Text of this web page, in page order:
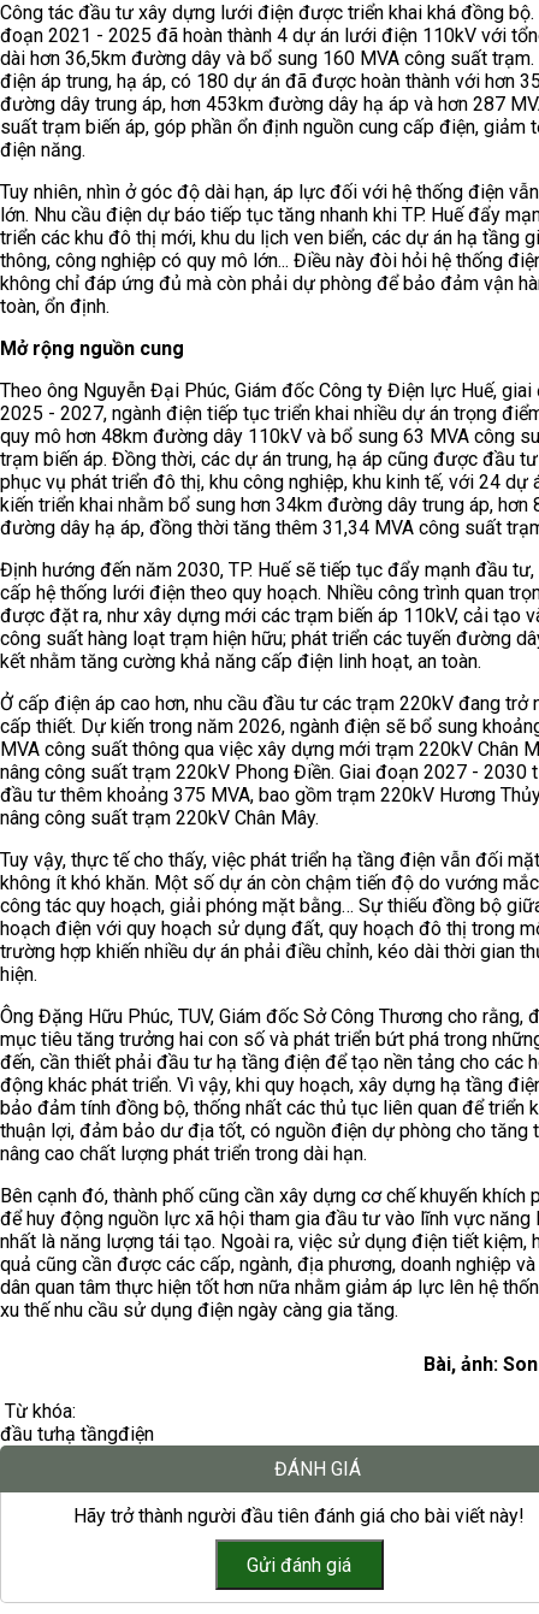
Công tác đầu tư xây dựng lưới điện được triển khai khá đồng bộ.
đoạn 2021 - 2025 đã hoàn thành 4 dự án lưới điện 110kV với
dài hơn 36,5km đường dây và bổ sung 160 MVA công suất trạm.
điện áp trung, hạ áp, có 180 dự án đã được hoàn thành với hơn
đường dây trung áp, hơn 453km đường dây hạ áp và hơn 287
suất trạm biến áp, góp phần ổn định nguồn cung cấp điện, giảm
điện năng.
Tuy nhiên, nhìn ở góc độ dài hạn, áp lực đối với hệ thống điện
lớn. Nhu cầu điện dự báo tiếp tục tăng nhanh khi TP. Huế đẩy
triển các khu đô thị mới, khu du lịch ven biển, các dự án hạ tầng
thông, công nghiệp có quy mô lớn... Điều này đòi hỏi hệ thống
không chỉ đáp ứng đủ mà còn phải dự phòng để bảo đảm vận
toàn, ổn định.
Mở rộng nguồn cung
Theo ông Nguyễn Đại Phúc, Giám đốc Công ty Điện lực Huế, giai
2025 - 2027, ngành điện tiếp tục triển khai nhiều dự án trọng
quy mô hơn 48km đường dây 110kV và bổ sung 63 MVA công
trạm biến áp. Đồng thời, các dự án trung, hạ áp cũng được đầu
phục vụ phát triển đô thị, khu công nghiệp, khu kinh tế, với 24 dự
kiến triển khai nhằm bổ sung hơn 34km đường dây trung áp, hơn
đường dây hạ áp, đồng thời tăng thêm 31,34 MVA công suất
Định hướng đến năm 2030, TP. Huế sẽ tiếp tục đẩy mạnh đầu tư,
cấp hệ thống lưới điện theo quy hoạch. Nhiều công trình quan
được đặt ra, như xây dựng mới các trạm biến áp 110kV, cải tạo
công suất hàng loạt trạm hiện hữu; phát triển các tuyến đường
kết nhằm tăng cường khả năng cấp điện linh hoạt, an toàn.
Ở cấp điện áp cao hơn, nhu cầu đầu tư các trạm 220kV đang trở
cấp thiết. Dự kiến trong năm 2026, ngành điện sẽ bổ sung
MVA công suất thông qua việc xây dựng mới trạm 220kV Chân
nâng công suất trạm 220kV Phong Điền. Giai đoạn 2027 - 2030
đầu tư thêm khoảng 375 MVA, bao gồm trạm 220kV Hương
nâng công suất trạm 220kV Chân Mây.
Tuy vậy, thực tế cho thấy, việc phát triển hạ tầng điện vẫn đối
không ít khó khăn. Một số dự án còn chậm tiến độ do vướng
công tác quy hoạch, giải phóng mặt bằng… Sự thiếu đồng bộ
hoạch điện với quy hoạch sử dụng đất, quy hoạch đô thị trong
trường hợp khiến nhiều dự án phải điều chỉnh, kéo dài thời gian
hiện.
Ông Đặng Hữu Phúc, TUV, Giám đốc Sở Công Thương cho rằng,
mục tiêu tăng trưởng hai con số và phát triển bứt phá trong
đến, cần thiết phải đầu tư hạ tầng điện để tạo nền tảng cho các
động khác phát triển. Vì vậy, khi quy hoạch, xây dựng hạ tầng
bảo đảm tính đồng bộ, thống nhất các thủ tục liên quan để triển
thuận lợi, đảm bảo dư địa tốt, có nguồn điện dự phòng cho tăng
nâng cao chất lượng phát triển trong dài hạn.
Bên cạnh đó, thành phố cũng cần xây dựng cơ chế khuyến khích
để huy động nguồn lực xã hội tham gia đầu tư vào lĩnh vực năng
nhất là năng lượng tái tạo. Ngoài ra, việc sử dụng điện tiết kiệm,
quả cũng cần được các cấp, ngành, địa phương, doanh nghiệp
dân quan tâm thực hiện tốt hơn nữa nhằm giảm áp lực lên hệ
xu thế nhu cầu sử dụng điện ngày càng gia tăng.
Bài, ảnh:
Từ khóa:
đầu tưhạ tầngđiện
ĐÁNH GIÁ
Hãy trở thành người đầu tiên đánh giá cho bài viết này!